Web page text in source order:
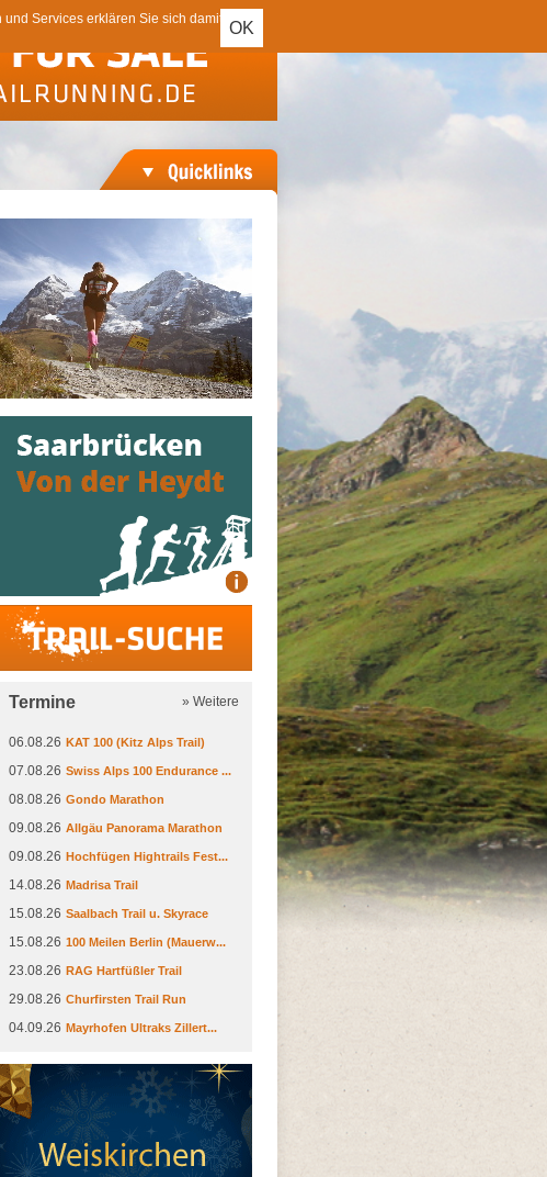
OK
Services erklären Sie sich damit
Trail-Suche
Termine » Weitere
06.08.26 KAT 100 (Kitz Alps Trail)
07.08.26 Swiss Alps 100 Endurance ...
08.08.26 Gondo Marathon
09.08.26 Allgäu Panorama Marathon
09.08.26 Hochfügen Hightrails Fest...
14.08.26 Madrisa Trail
15.08.26 Saalbach Trail u. Skyrace
15.08.26 100 Meilen Berlin (Mauerw...
23.08.26 RAG Hartfüßler Trail
29.08.26 Churfirsten Trail Run
04.09.26 Mayrhofen Ultraks Zillert...